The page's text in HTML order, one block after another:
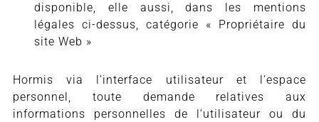
disponible, elle aussi, dans les mentions
légales ci-dessus, catégorie « Propriétaire du
site Web »
Hormis via l’interface utilisateur et l’espace
personnel, toute demande relatives aux
informations personnelles de l’utilisateur ou du